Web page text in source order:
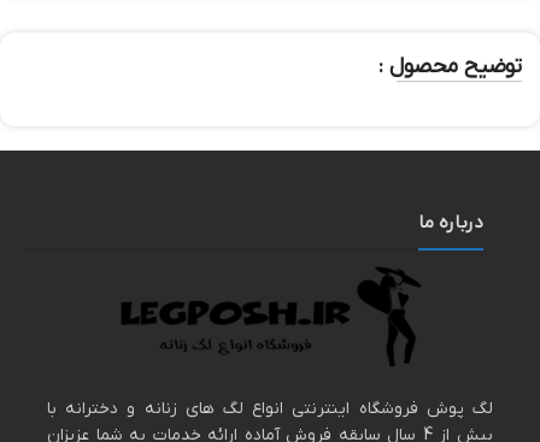
توضیح محصول :
درباره ما
لگ پوش فروشگاه اینترنتی انواع لگ های زنانه و دخترانه با
بیش از 4 سال سابقه فروش آماده ارائه خدمات به شما عزیزان